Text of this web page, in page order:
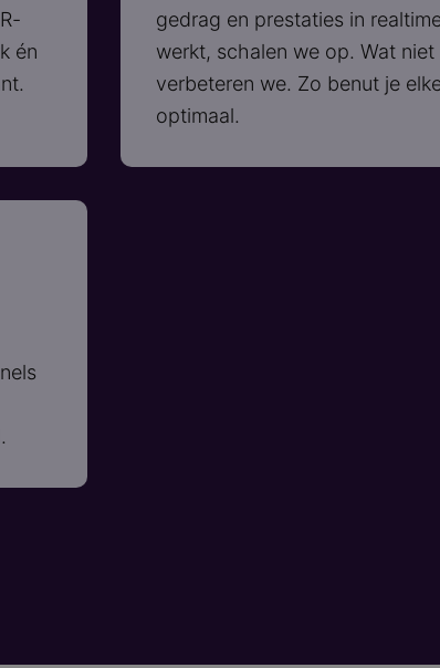
én
gedrag en prestaties in
werkt, schalen we op. Wat niet
verbeteren we. Zo benut je
optimaal.